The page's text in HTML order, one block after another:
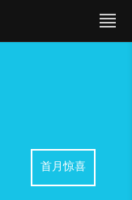
首月惊喜